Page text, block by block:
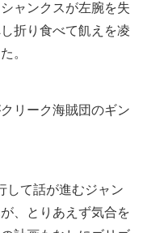
ャンクスが左腕を失
折り食べて飢えを凌
。
リーク海賊団のギン
して話が進むジャン
、とりあえず気合を